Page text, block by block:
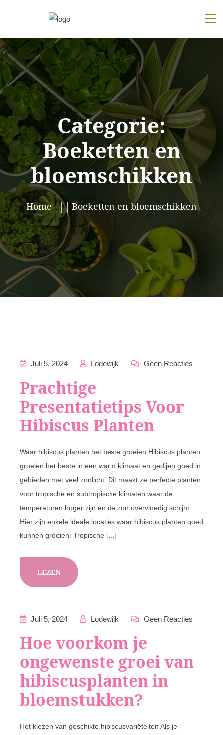
Categorie:
Boeketten en
bloemschikken
Home Boeketten en bloemschikken
Juli 5, 2024 Lodewijk Geen Reacties
Prachtige
Presentatietips Voor
Hibiscus Planten
Waar hibiscus planten het beste groeien Hibiscus planten
groeien het beste in een warm klimaat en gedijen goed in
gebieden met veel zonlicht. Dit maakt ze perfecte planten
voor tropische en subtropische klimaten waar de
temperaturen hoger zijn en de zon overvloedig schijnt.
Hier zijn enkele ideale locaties waar hibiscus planten goed
kunnen groeien: Tropische […]
LEZEN
Juli 5, 2024 Lodewijk Geen Reacties
Hoe voorkom je
ongewenste groei van
hibiscusplanten in
bloemstukken?
Het kiezen van geschikte hibiscusvariëteiten Als je